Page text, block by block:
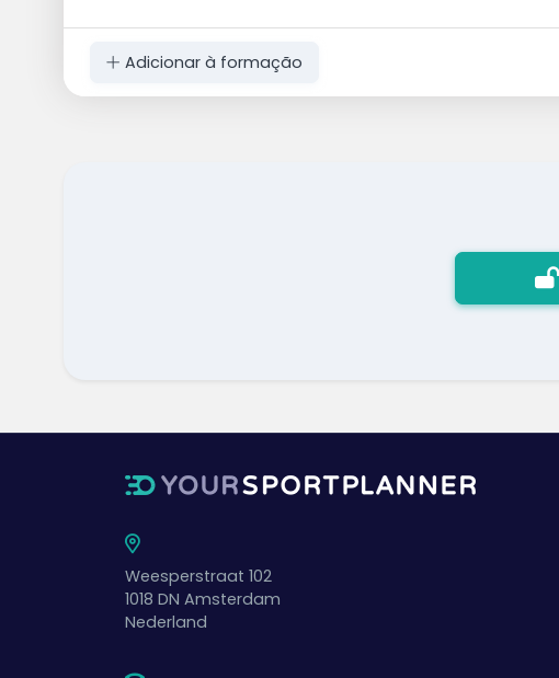
Adicionar à formação
Weesperstraat 102
1018 DN Amsterdam
Nederland